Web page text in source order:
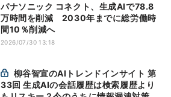
パナソニック コネクト、生成AIで78.8
万時間を削減 2030年までに総労働時
間10％削減へ
2026/07/30 13:18
33回 生成AIの会話履歴は検索履歴より